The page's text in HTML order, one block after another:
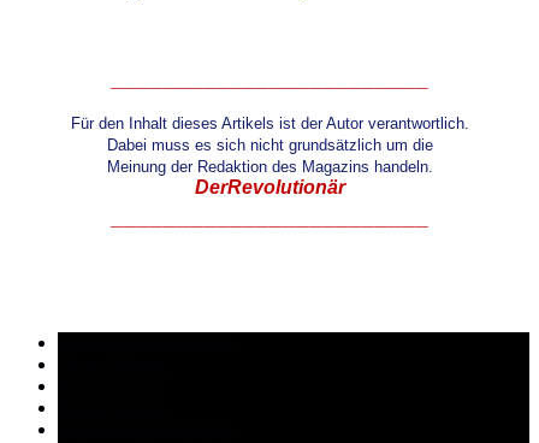
Für den Inhalt dieses Artikels ist der Autor verantwortlich.
Dabei muss es sich nicht grundsätzlich um die
Meinung der Redaktion des Magazins handeln.
DerRevolutionär